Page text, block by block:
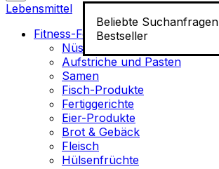
Beliebte Suchanfragen
Bestseller
Lebensmittel
Fitness-Food
Nüsse
Aufstriche und Pasten
Samen
Fisch-Produkte
Fertiggerichte
Eier-Produkte
Brot & Gebäck
Fleisch
Hülsenfrüchte